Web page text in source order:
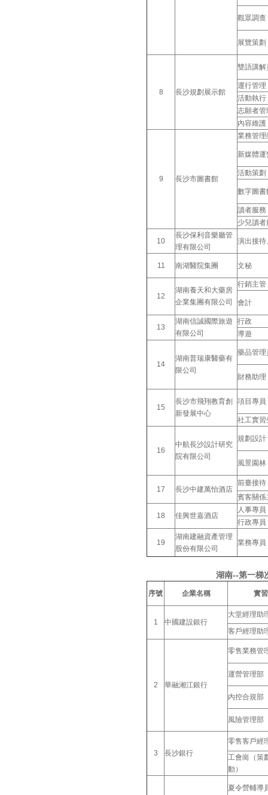
觀眾調查
展覽策劃
8 長沙規劃展示館
雙語講解
運行管理
活動執行
志願者管
內容維護
9 長沙市圖書館
業務管理
新媒體運
活動策劃
數字圖書
讀者服務
少兒讀者
10
長沙保利音樂廳管
理有限公司
演出接待
11 南湖醫院集團 文秘
12
湖南養天和大藥房
企業集團有限公司
行銷主管
會計
13
湖南信誠國際旅遊
有限公司
行政
導遊
14
湖南普瑞康醫藥有
限公司
藥品管理
財務助理
15
長沙市飛翔教育創
新發展中心
項目專員
社工實習
16
中航長沙設計研究
院有限公司
規劃設計
風景園林
17 長沙中建萬怡酒店
前臺接待
賓客關係
18 佳興世嘉酒店
人事專員
行政專員
19
湖南建融資產管理
股份有限公司
業務專員
湖南--第一梯次實習
序號 企業名稱 實
1 中國建設銀行
大堂經理助
客戶經理助
2 華融湘江銀行
零售業務管
運營管理部
內控合規部
風險管理部
3 長沙銀行
零售客戶經
工會崗（策
動）
夏令營輔導